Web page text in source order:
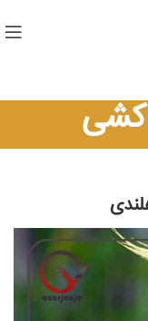
کشی